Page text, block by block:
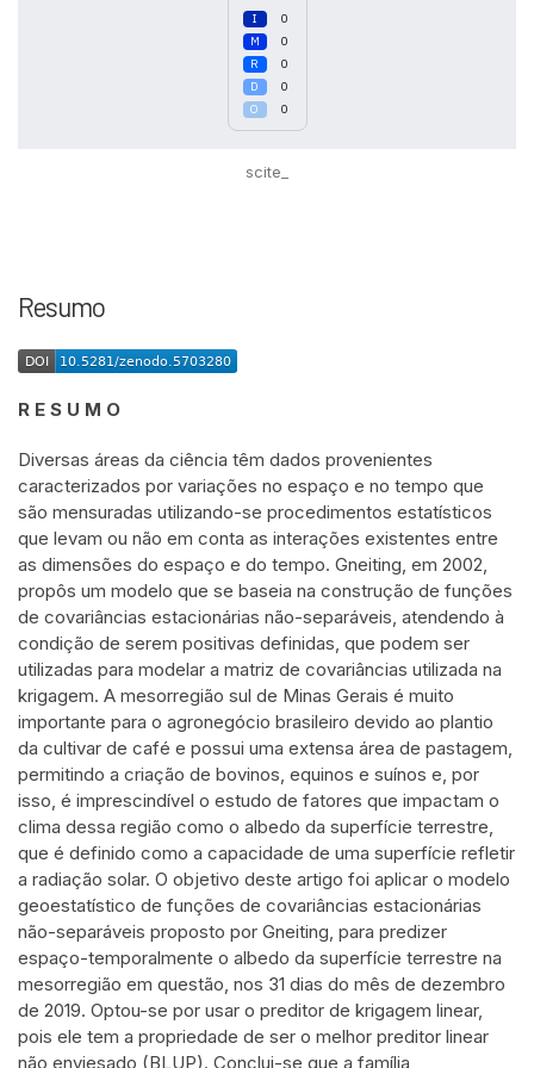
0
0
0
0
0
scite_
Resumo
R E S U M O
Diversas áreas da ciência têm dados provenientes
caracterizados por variações no espaço e no tempo que
são mensuradas utilizando-se procedimentos estatísticos
que levam ou não em conta as interações existentes entre
as dimensões do espaço e do tempo. Gneiting, em 2002,
propôs um modelo que se baseia na construção de funções
de covariâncias estacionárias não-separáveis, atendendo à
condição de serem positivas definidas, que podem ser
utilizadas para modelar a matriz de covariâncias utilizada na
krigagem. A mesorregião sul de Minas Gerais é muito
importante para o agronegócio brasileiro devido ao plantio
da cultivar de café e possui uma extensa área de pastagem,
permitindo a criação de bovinos, equinos e suínos e, por
isso, é imprescindível o estudo de fatores que impactam o
clima dessa região como o albedo da superfície terrestre,
que é definido como a capacidade de uma superfície refletir
a radiação solar. O objetivo deste artigo foi aplicar o modelo
geoestatístico de funções de covariâncias estacionárias
não-separáveis proposto por Gneiting, para predizer
espaço-temporalmente o albedo da superfície terrestre na
mesorregião em questão, nos 31 dias do mês de dezembro
de 2019. Optou-se por usar o preditor de krigagem linear,
pois ele tem a propriedade de ser o melhor preditor linear
não enviesado (BLUP). Conclui-se que a família